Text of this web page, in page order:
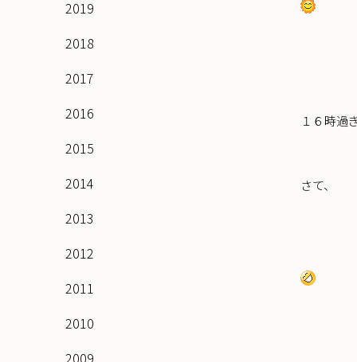
１６時過
さて、
2019
2018
2017
2016
2015
2014
2013
2012
2011
2010
2009